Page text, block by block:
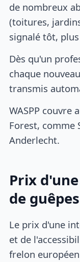
de nombreux
(toitures,
signalé tôt,
Dès qu'un
chaque
transmis
WASPP couvre
Forest, comme
Anderlecht.
Prix
de
Le prix d'une
et de
frelon